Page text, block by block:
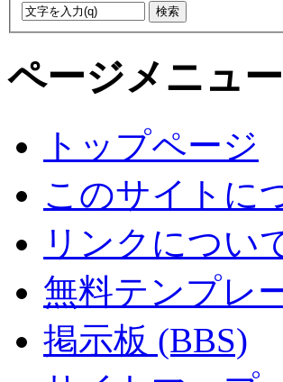
ページメニュー
トップページ
このサイトに
リンクについ
無料テンプレ
掲示板 (BBS)